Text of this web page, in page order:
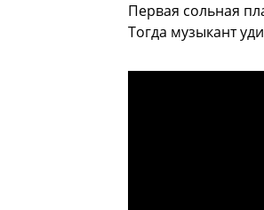
Первая сольная
Тогда музыкант